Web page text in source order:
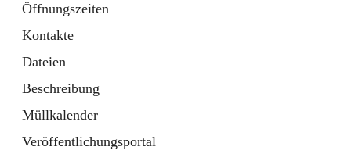
Öffnungszeiten
Kontakte
Dateien
Beschreibung
Müllkalender
Veröffentlichungsportal
Soziales
1 Schnellzugriff